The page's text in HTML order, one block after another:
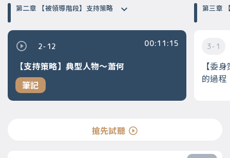
第二章 【被領導階段】支持策略
2-12
【支持策略】典型人物～蕭何
筆記
00:11:15 3-1
【委
的過程
搶先試聽